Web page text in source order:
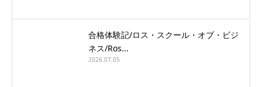
合格体験記/ロス・スクール・オブ・ビジ
ネス/Ros...
2026.07.05